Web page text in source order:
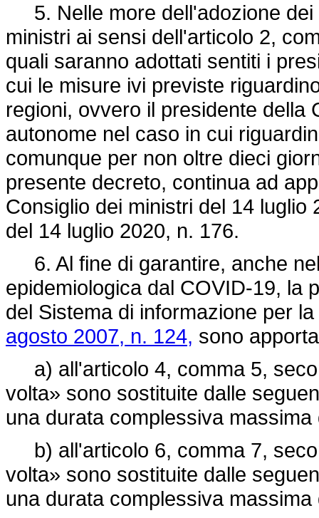
5. Nelle more dell'adozione dei
ministri ai sensi dell'articolo 2,
quali saranno adottati sentiti i
cui le misure ivi previste
regioni, ovvero il presidente della
autonome nel caso in cui
comunque per non oltre dieci
presente decreto, continua ad
Consiglio dei ministri del 14
del 14 luglio 2020, n. 176.
6. Al fine di garantire, anche
epidemiologica dal COVID-19, la
del Sistema di informazione per
agosto 2007, n. 124, sono
a) all'articolo 4, comma 5,
volta» sono sostituite dalle
una durata complessiva
b) all'articolo 6, comma 7,
volta» sono sostituite dalle
una durata complessiva